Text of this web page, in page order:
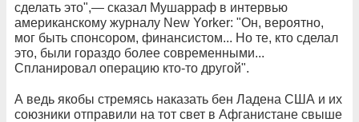
сделать это",— сказал Мушарраф в интервью
американскому журналу New Yorker: "Он, вероятно,
мог быть спонсором, финансистом... Но те, кто сделал
это, были гораздо более современными...
Спланировал операцию кто-то другой".
А ведь якобы стремясь наказать бен Ладена США и их
союзники отправили на тот свет в Афганистане свыше